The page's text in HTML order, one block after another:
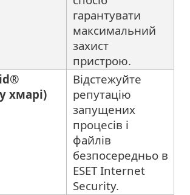
гарантувати
максимальний
захист
пристрою.
хмарі)
Відстежуйте
репутацію
запущених
процесів і
файлів
безпосередньо в
ESET Internet
Security.